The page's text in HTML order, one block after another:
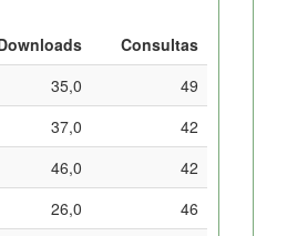
Consultas
35,0
49
37,0
42
46,0
42
26,0
46